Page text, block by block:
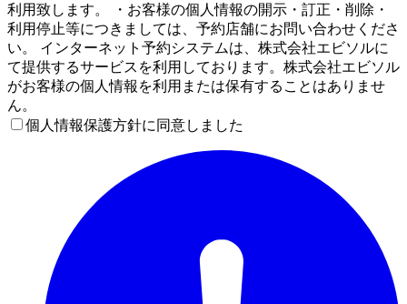
利用致します。 ・お客様の個人情報の開示・訂正・削除・
利用停止等につきましては、予約店舗にお問い合わせくださ
い。 インターネット予約システムは、株式会社エビソルに
て提供するサービスを利用しております。株式会社エビソル
がお客様の個人情報を利用または保有することはありませ
ん。
個人情報保護方針に同意しました